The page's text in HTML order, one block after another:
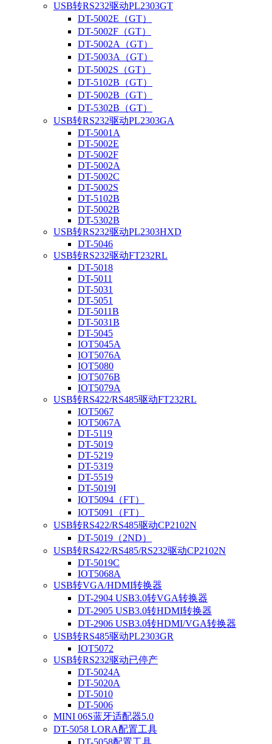
USB转RS232驱动PL2303GT
DT-5002E（GT）
DT-5002F（GT）
DT-5002A（GT）
DT-5003A（GT）
DT-5002S（GT）
DT-5102B（GT）
DT-5002B（GT）
DT-5302B（GT）
USB转RS232驱动PL2303GA
DT-5001A
DT-5002E
DT-5002F
DT-5002A
DT-5002C
DT-5002S
DT-5102B
DT-5002B
DT-5302B
USB转RS232驱动PL2303HXD
DT-5046
USB转RS232驱动FT232RL
DT-5018
DT-5011
DT-5031
DT-5051
DT-5011B
DT-5031B
DT-5045
IOT5045A
IOT5076A
IOT5080
IOT5076B
IOT5079A
USB转RS422/RS485驱动FT232RL
IOT5067
IOT5067A
DT-5119
DT-5019
DT-5219
DT-5319
DT-5519
DT-5019I
IOT5094（FT）
IOT5091（FT）
USB转RS422/RS485驱动CP2102N
DT-5019（2ND）
USB转RS422/RS485/RS232驱动CP2102N
DT-5019C
IOT5068A
USB转VGA/HDMI转换器
DT-2904 USB3.0转VGA转换器
DT-2905 USB3.0转HDMI转换器
DT-2906 USB3.0转HDMI/VGA转换器
USB转RS485驱动PL2303GR
IOT5072
USB转RS232驱动已停产
DT-5024A
DT-5020A
DT-5010
DT-5006
MINI 06S蓝牙适配器5.0
DT-5058 LORA配置工具
DT-5058配置工具